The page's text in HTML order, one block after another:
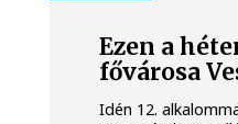
Ezen a
fővárosa
Idén 12.